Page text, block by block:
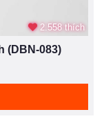
2.558 thích
(DBN-083)